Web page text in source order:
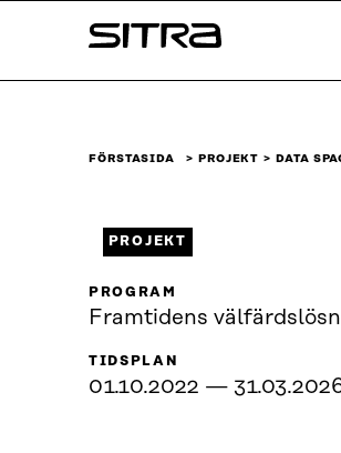
↓
Sitra
FÖRSTASIDA PROJEKT DATA
PROJEKT
PROGRAM
Framtidens
TIDSPLAN
01.10.2022 —